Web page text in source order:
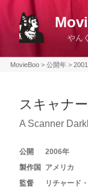
ン
やん
MovieBoo> 公開年>
スキャナ
A Scanner
2006
アメリカ
リチャード